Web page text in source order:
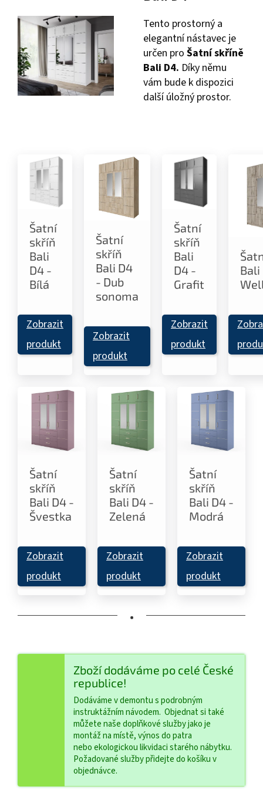
Tento prostorný a
elegantní nástavec je
určen pro Šatní skříně
Bali D4. Díky němu
vám bude k dispozici
další úložný prostor.
Šatní
skříň
Bali
D4 -
Bílá
Zobrazit
produkt
Šatní
skříň
Bali D4
- Dub
sonoma
Zobrazit
produkt
Šatní
skříň
Bali
D4 -
Grafit
Zobrazit
produkt
Bali
Šatní
skříň
Bali D4 -
Švestka
Zobrazit
produkt
Šatní
skříň
Bali D4 -
Zelená
Zobrazit
produkt
Šatní
skříň
Bali D4 -
Modrá
Zobrazit
produkt
•
Zboží dodáváme po celé České
republice!
Dodáváme v demontu s podrobným
instruktážním návodem. Objednat si také
můžete naše doplňkové služby jako je
montáž na místě, výnos do patra
nebo ekologickou likvidaci starého nábytku.
Požadované služby přidejte do košíku v
objednávce.